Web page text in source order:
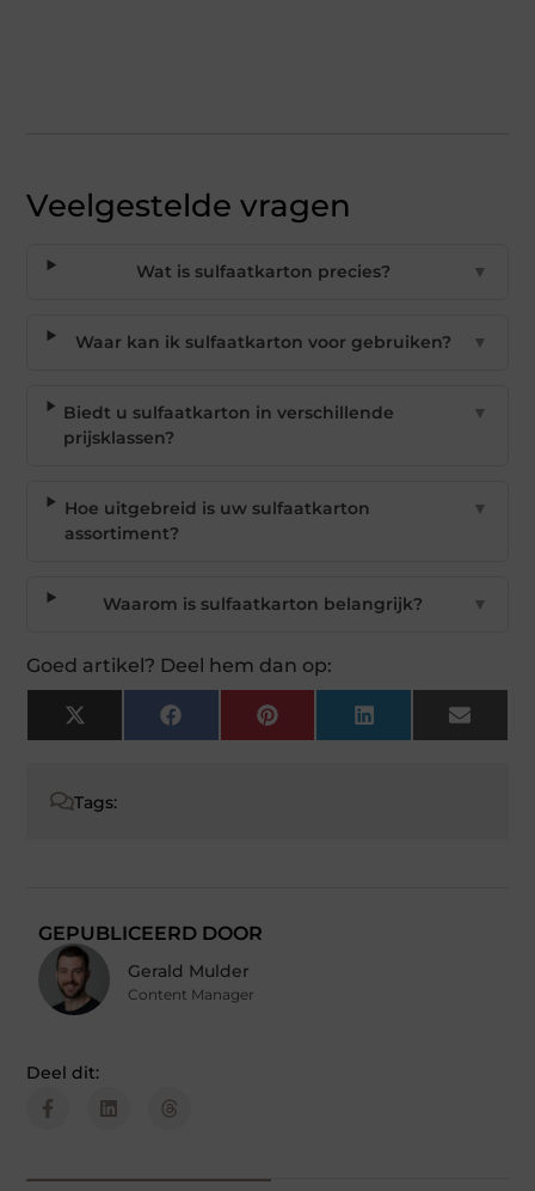
Veelgestelde vragen
Wat is sulfaatkarton precies? ▼
Waar kan ik sulfaatkarton voor gebruiken? ▼
Biedt u sulfaatkarton in verschillende
prijsklassen?
▼
Hoe uitgebreid is uw sulfaatkarton
assortiment?
▼
Waarom is sulfaatkarton belangrijk? ▼
Goed artikel? Deel hem dan op:
X
(Twitter)
Facebook Pinterest LinkedIn Email
Tags:
GEPUBLICEERD DOOR
Gerald Mulder
Content Manager
Deel dit: